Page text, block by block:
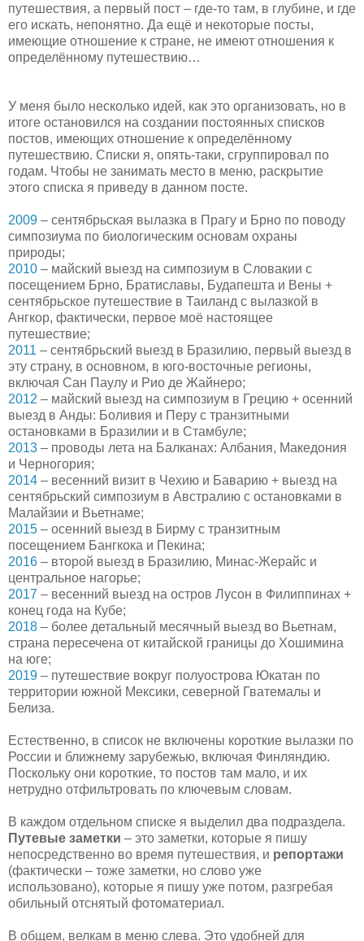
путешествия, а первый пост – где-то там, в глубине, и где
его искать, непонятно. Да ещё и некоторые посты,
имеющие отношение к стране, не имеют отношения к
определённому путешествию…
У меня было несколько идей, как это организовать, но в
итоге остановился на создании постоянных списков
постов, имеющих отношение к определённому
путешествию. Списки я, опять-таки, сгруппировал по
годам. Чтобы не занимать место в меню, раскрытие
этого списка я приведу в данном посте.
2009 – сентябрьская вылазка в Прагу и Брно по поводу
симпозиума по биологическим основам охраны
природы;
2010 – майский выезд на симпозиум в Словакии с
посещением Брно, Братиславы, Будапешта и Вены +
сентябрьское путешествие в Таиланд с вылазкой в
Ангкор, фактически, первое моё настоящее
путешествие;
2011 – сентябрьский выезд в Бразилию, первый выезд в
эту страну, в основном, в юго-восточные регионы,
включая Сан Паулу и Рио де Жайнеро;
2012 – майский выезд на симпозиум в Грецию + осенний
выезд в Анды: Боливия и Перу с транзитными
остановками в Бразилии и в Стамбуле;
2013 – проводы лета на Балканах: Албания, Македония
и Черногория;
2014 – весенний визит в Чехию и Баварию + выезд на
сентябрьский симпозиум в Австралию с остановками в
Малайзии и Вьетнаме;
2015 – осенний выезд в Бирму с транзитным
посещением Бангкока и Пекина;
2016 – второй выезд в Бразилию, Минас-Жерайс и
центральное нагорье;
2017 – весенний выезд на остров Лусон в Филиппинах +
конец года на Кубе;
2018 – более детальный месячный выезд во Вьетнам,
страна пересечена от китайской границы до Хошимина
на юге;
2019 – путешествие вокруг полуострова Юкатан по
территории южной Мексики, северной Гватемалы и
Белиза.
Естественно, в список не включены короткие вылазки по
России и ближнему зарубежью, включая Финляндию.
Поскольку они короткие, то постов там мало, и их
нетрудно отфильтровать по ключевым словам.
В каждом отдельном списке я выделил два подраздела.
Путевые заметки – это заметки, которые я пишу
непосредственно во время путешествия, и репортажи
(фактически – тоже заметки, но слово уже
использовано), которые я пишу уже потом, разгребая
обильный отснятый фотоматериал.
В общем, велкам в меню слева. Это удобней для